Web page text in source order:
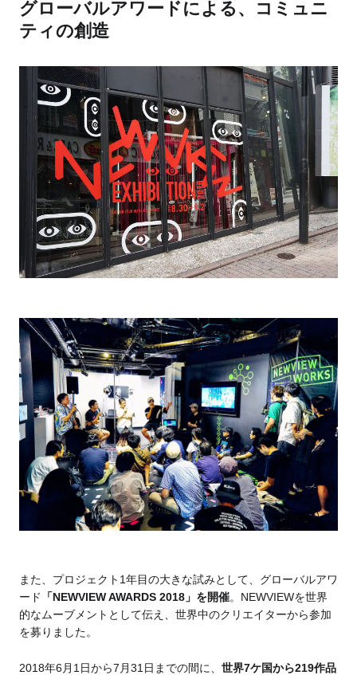
グローバルアワードによる、コミュニ
ティの創造
また、プロジェクト1年目の大きな試みとして、グローバルアワ
ード
「NEWVIEW AWARDS 2018」を開催。NEWVIEWを世界
的なムーブメントとして伝え、世界中のクリエイターから参加
を募りました。
2018年6月1日から7月31日までの間に、 世界7ケ国から219作品